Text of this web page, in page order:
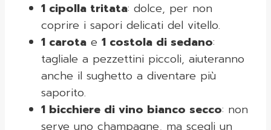
1 cipolla tritata: dolce, per non
coprire i sapori delicati del vitello.
1 carota e 1 costola di sedano:
tagliale a pezzettini piccoli, aiuteranno
anche il sughetto a diventare più
saporito.
1 bicchiere di vino bianco secco: non
serve uno champagne, ma scegli un